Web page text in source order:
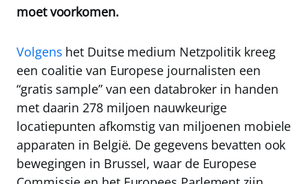
moet voorkomen.
Volgens het Duitse medium Netzpolitik kreeg
een coalitie van Europese journalisten een
“gratis sample” van een databroker in handen
met daarin 278 miljoen nauwkeurige
locatiepunten afkomstig van miljoenen mobiele
apparaten in België. De gegevens bevatten ook
bewegingen in Brussel, waar de Europese